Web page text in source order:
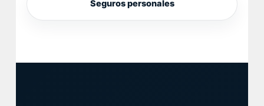
Seguros personales